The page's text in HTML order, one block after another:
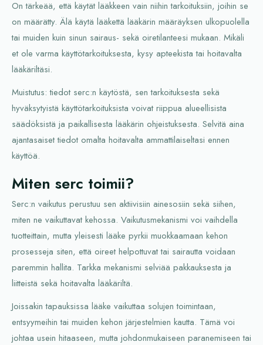
On tärkeää, että käytät lääkkeen vain niihin tarkoituksiin, joihin se
on määrätty. Älä käytä lääkettä lääkärin määräyksen ulkopuolella
tai muiden kuin sinun sairaus- sekä oiretilanteesi mukaan. Mikäli
et ole varma käyttötarkoituksesta, kysy apteekista tai hoitavalta
lääkäriltäsi.
Muistutus: tiedot serc:n käytöstä, sen tarkoituksesta sekä
hyväksytyistä käyttötarkoituksista voivat riippua alueellisista
säädöksistä ja paikallisesta lääkärin ohjeistuksesta. Selvitä aina
ajantasaiset tiedot omalta hoitavalta ammattilaiseltasi ennen
käyttöä.
Miten serc toimii?
Serc:n vaikutus perustuu sen aktiivisiin ainesosiin sekä siihen,
miten ne vaikuttavat kehossa. Vaikutusmekanismi voi vaihdella
tuotteittain, mutta yleisesti lääke pyrkii muokkaamaan kehon
prosesseja siten, että oireet helpottuvat tai sairautta voidaan
paremmin hallita. Tarkka mekanismi selviää pakkauksesta ja
liitteistä sekä hoitavalta lääkäriltä.
Joissakin tapauksissa lääke vaikuttaa solujen toimintaan,
entsyymeihin tai muiden kehon järjestelmien kautta. Tämä voi
johtaa usein hitaaseen, mutta johdonmukaiseen paranemiseen tai